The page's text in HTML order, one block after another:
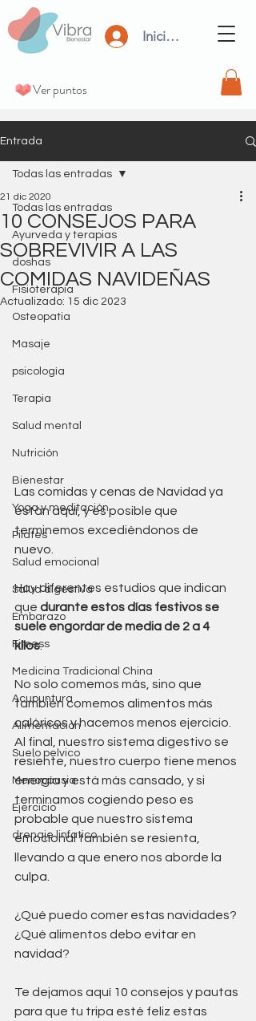
Iniciar Sesión
Ver puntos
Entrada
Todas las entradas
Ayurveda y terapias
doshas
Fisioterapia
Osteopatia
Masaje
psicología
Terapia
Salud mental
Nutrición
Bienestar
Yoga y meditación
Pilates
Salud emocional
Salud digestiva
Embarazo
Fitness
Medicina Tradicional China
Acupuntura
Alimentación
Suelo pelvico
Menopausia
Ejercicio
drenaje linfatico
Todas las entradas
10 CONSEJOS PARA
SOBREVIVIR A LAS
COMIDAS NAVIDEÑAS
21 dic 2020
Actualizado: 15 dic 2023
Las comidas y cenas de Navidad ya
están aquí, y es posible que
terminemos excediéndonos de
nuevo.
Hay diferentes estudios que indican
que durante estos días festivos se
suele engordar de media de 2 a 4
kilos.
No solo comemos más, sino que
también comemos alimentos más
calóricos y hacemos menos ejercicio.
Al final, nuestro sistema digestivo se
resiente, nuestro cuerpo tiene menos
energía y está más cansado, y si
terminamos cogiendo peso es
probable que nuestro sistema
emocional también se resienta,
llevando a que enero nos aborde la
culpa.
¿Qué puedo comer estas navidades?
¿Qué alimentos debo evitar en
navidad?
Te dejamos aquí 10 consejos y pautas
para que tu tripa esté feliz estas